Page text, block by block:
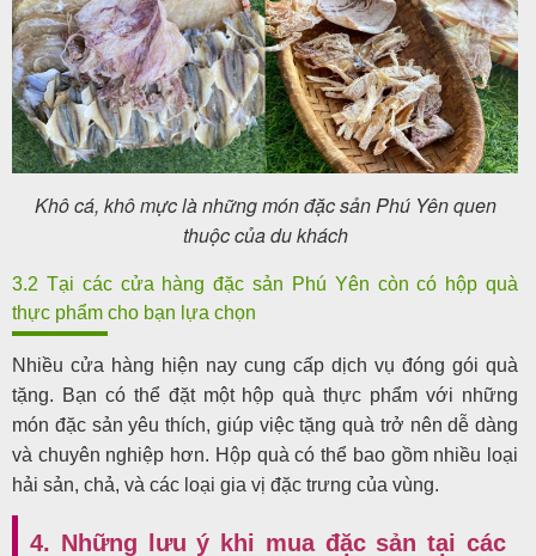
Khô cá, khô mực là những món đặc sản Phú Yên quen
thuộc của du khách
3.2 Tại các cửa hàng đặc sản Phú Yên còn có hộp quà
thực phẩm cho bạn lựa chọn
Nhiều cửa hàng hiện nay cung cấp dịch vụ đóng gói quà
tặng. Bạn có thể đặt một hộp quà thực phẩm với những
món đặc sản yêu thích, giúp việc tặng quà trở nên dễ dàng
và chuyên nghiệp hơn. Hộp quà có thể bao gồm nhiều loại
hải sản, chả, và các loại gia vị đặc trưng của vùng.
4. Những lưu ý khi mua đặc sản tại các